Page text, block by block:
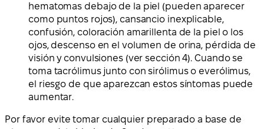
hematomas debajo de la piel (pueden aparecer
como puntos rojos), cansancio inexplicable,
confusión, coloración amarillenta de la piel o los
ojos, descenso en el volumen de orina, pérdida de
visión y convulsiones (ver sección 4). Cuando se
toma tacrólimus junto con sirólimus o everólimus,
el riesgo de que aparezcan estos síntomas puede
aumentar.
Por favor evite tomar cualquier preparado a base de